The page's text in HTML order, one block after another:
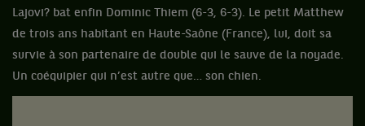
Lajovi? bat enfin Dominic Thiem (6-3, 6-3). Le petit Matthew
de trois ans habitant en Haute-Saône (France), lui, doit sa
survie à son partenaire de double qui le sauve de la noyade.
Un coéquipier qui n’est autre que… son chien.